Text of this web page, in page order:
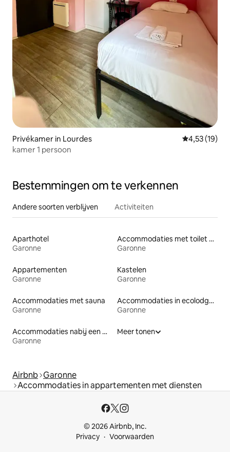
Privékamer in Lourdes Gemiddelde
4,53 (19)
kamer 1 persoon
Bestemmingen om te verkennen
Andere soorten verblijven Activiteiten
Aparthotel
Garonne
Accommodaties met toilet op toegankelijke hoogte
Garonne
Appartementen
Garonne
Kastelen
Garonne
Accommodaties met sauna
Garonne
Accommodaties in ecolodges
Garonne
Accommodaties nabij een meer
Garonne
Meer tonen
Airbnb Garonne
Accommodaties in appartementen met diensten
© 2026 Airbnb, Inc.
Privacy
Voorwaarden